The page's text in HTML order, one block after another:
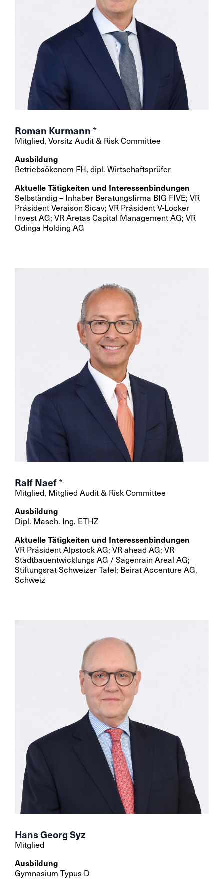
Roman Kurmann*
Mitglied, Vorsitz Audit & Risk Committee
Ausbildung
Betriebsökonom FH, dipl. Wirtschaftsprüfer
Aktuelle Tätigkeiten und Interessenbindungen
Selbständig – Inhaber Beratungsfirma BIG FIVE; VR
Präsident Veraison Sicav; VR Präsident V-Locker
Invest AG; VR Aretas Capital Management AG; VR
Odinga Holding AG
Ralf Naef*
Mitglied, Mitglied Audit & Risk Committee
Ausbildung
Dipl. Masch. Ing. ETHZ
Aktuelle Tätigkeiten und Interessenbindungen
VR Präsident Alpstock AG; VR ahead AG; VR
Stadtbauentwicklungs AG / Sagenrain Areal AG;
Stiftungsrat Schweizer Tafel; Beirat Accenture AG,
Schweiz
Hans Georg Syz
Mitglied
Ausbildung
Gymnasium Typus D